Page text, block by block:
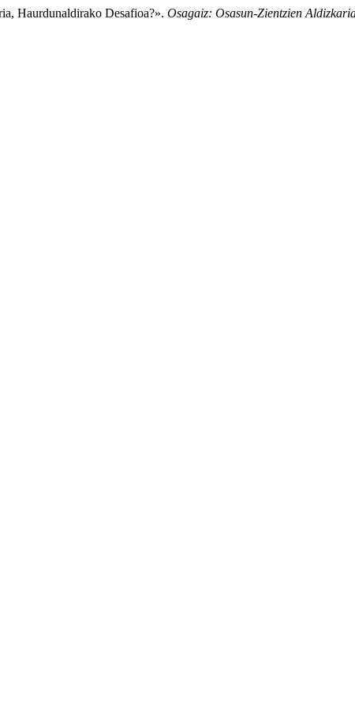
Haurdunaldirako Desafioa?». Osagaiz: Osasun-Zientzien